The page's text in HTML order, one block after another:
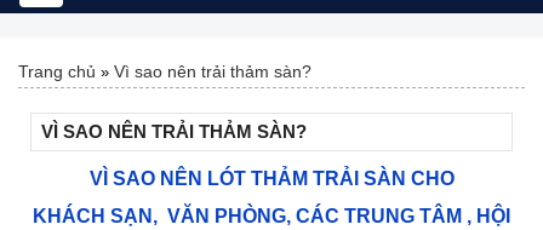
navigation
Trang chủ » Vì sao nên trải thảm sàn?
VÌ SAO NÊN TRẢI THẢM SÀN?
VÌ SAO NÊN LÓT THẢM TRẢI SÀN CHO
KHÁCH SẠN, VĂN PHÒNG, CÁC TRUNG TÂM , HỘI